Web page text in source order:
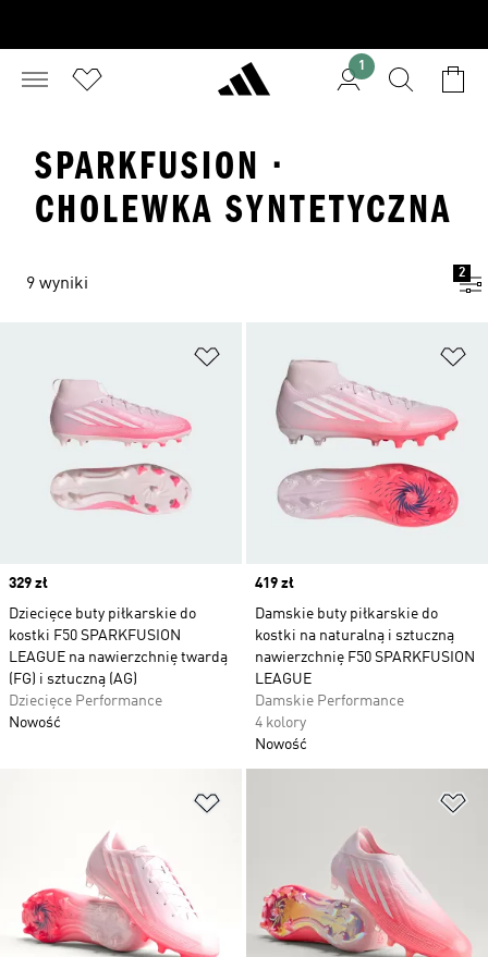
1
SPARKFUSION ·
CHOLEWKA SYNTETYCZNA
9 wyniki
2
Price
329 zł
Dziecięce buty piłkarskie do
kostki F50 SPARKFUSION
LEAGUE na nawierzchnię twardą
(FG) i sztuczną (AG)
Dziecięce Performance
Nowość
Price
419 zł
Damskie buty piłkarskie do
kostki na naturalną i sztuczną
nawierzchnię F50 SPARKFUSION
LEAGUE
Damskie Performance
4 kolory
Nowość